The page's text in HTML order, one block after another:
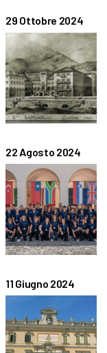
29 Ottobre 2024
22 Agosto 2024
11 Giugno 2024